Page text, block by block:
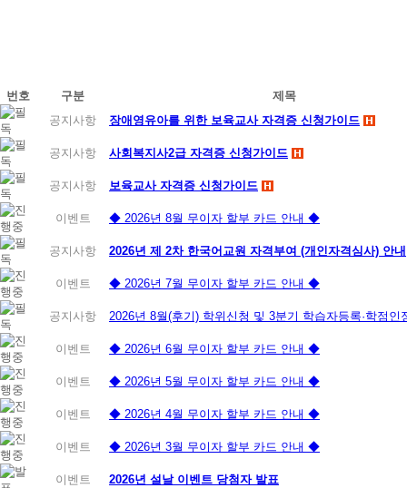
번호 구분
제목
공지사항
장애영유아를 위한 보육교사 자격증 신청가이드
공지사항 사회복지사2급 자격증 신청가이드
공지사항 보육교사 자격증 신청가이드
이벤트 ◆ 2026년 8월 무이자 할부 카드 안내 ◆
공지사항 2026년 제 2차 한국어교원 자격부여 (개인자격심사) 안내
이벤트 ◆ 2026년 7월 무이자 할부 카드 안내 ◆
공지사항 2026년 8월(후기) 학위신청 및 3분기 학습자등록·학점
이벤트 ◆ 2026년 6월 무이자 할부 카드 안내 ◆
이벤트 ◆ 2026년 5월 무이자 할부 카드 안내 ◆
이벤트 ◆ 2026년 4월 무이자 할부 카드 안내 ◆
이벤트 ◆ 2026년 3월 무이자 할부 카드 안내 ◆
이벤트 2026년 설날 이벤트 당첨자 발표